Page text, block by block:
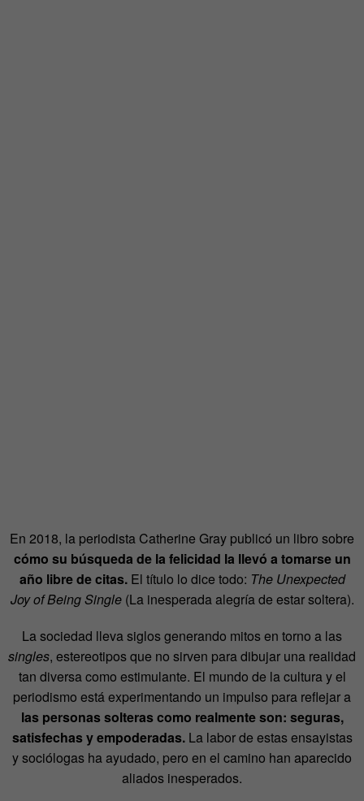
En 2018, la periodista Catherine Gray publicó un libro sobre
cómo su búsqueda de la felicidad la llevó a tomarse un
año libre de citas.El título lo dice todo: The Unexpected
Joy of Being Single(La inesperada alegría de estar soltera).
La sociedad lleva siglos generando mitos en torno a las
singles, estereotipos que no sirven para dibujar una realidad
tan diversa como estimulante. El mundo de la cultura y el
periodismo está experimentando un impulso para reflejar a
las personas solteras como realmente son: seguras,
satisfechas y empoderadas.La labor de estas ensayistas
y sociólogas ha ayudado, pero en el camino han aparecido
aliados inesperados.